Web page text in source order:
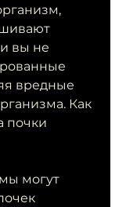
вы не
вредные
Как
почки
могут